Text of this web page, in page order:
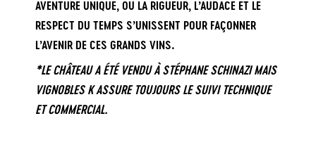
AVENTURE UNIQUE, OÙ LA RIGUEUR, L’AUDACE ET LE
RESPECT DU TEMPS S’UNISSENT POUR FAÇONNER
L’AVENIR DE CES GRANDS VINS.
*LE CHÂTEAU A ÉTÉ VENDU À STÉPHANE SCHINAZI MAIS
VIGNOBLES K ASSURE TOUJOURS LE SUIVI TECHNIQUE
ET COMMERCIAL.